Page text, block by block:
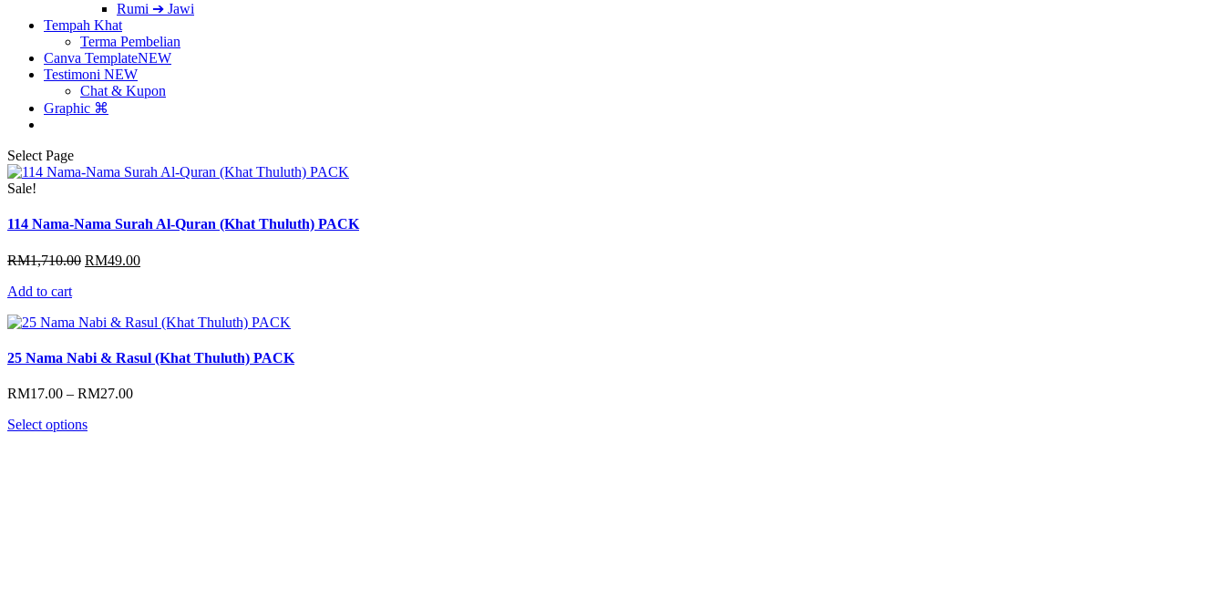
Rumi ➔ Jawi
Tempah Khat
Terma Pembelian
Canva TemplateNEW
Testimoni NEW
Chat & Kupon
Graphic ⌘
Select Page
Sale!
114 Nama-Nama Surah Al-Quran (Khat Thuluth) PACK
RM1,710.00 Original
RM49.00Current
Add to cart
25 Nama Nabi & Rasul (Khat Thuluth) PACK
RM17.00 – RM27.00Price
Select options